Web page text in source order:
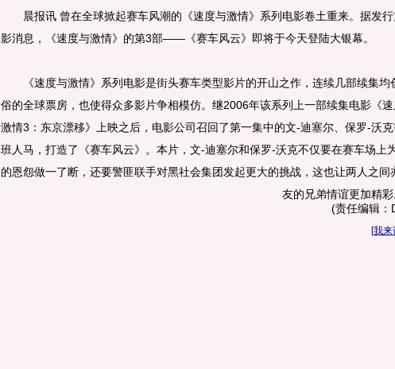
晨报讯 曾在全球掀起赛车风潮的《速度与激情》系列电影卷土重来。据发行
影消息，《速度与激情》的第3部——《赛车风云》即将于今天登陆大银幕。
《速度与激情》系列电影是街头赛车类型影片的开山之作，连续几部续集均
俗的全球票房，也使得众多影片争相模仿。继2006年该系列上一部续集电影《
激情3：东京漂移》上映之后，电影公司召回了第一集中的文-迪塞尔、保罗-沃
班人马，打造了《赛车风云》。本片，文-迪塞尔和保罗-沃克不仅要在赛车场上
的恩怨做一了断，还要警匪联手对黑社会集团发起更大的挑战，这也让两人之间
友的兄弟情谊更加精
(责任编辑：
[我来